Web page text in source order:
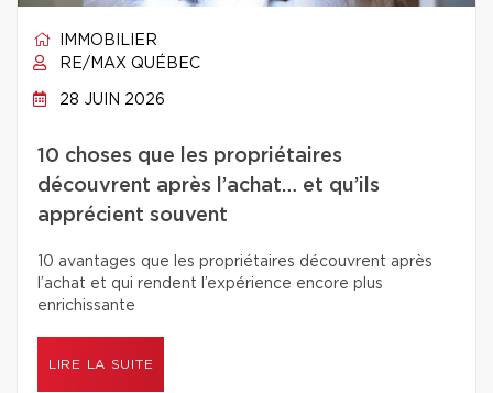
IMMOBILIER
RE/MAX QUÉBEC
28 JUIN 2026
10 choses que les propriétaires
découvrent après l’achat… et qu’ils
apprécient souvent
10 avantages que les propriétaires découvrent après
l’achat et qui rendent l’expérience encore plus
enrichissante
LIRE LA SUITE